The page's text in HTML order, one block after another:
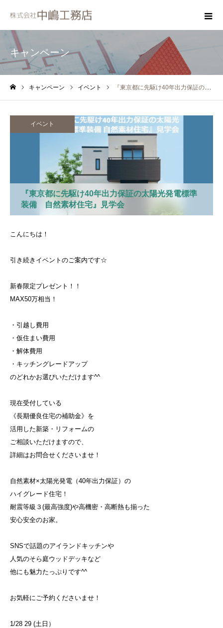
キャンペーン
キャンペーン イベント 『東京都に先駆け40年出力保証の太陽光発電標準装備 自然素材住宅』見学会
イベント
『東京都に先駆け40年出力保証の太陽光発電標準
装備 自然素材住宅』見学会
こんにちは！
引き続きイベントのご案内です☆
新春限定プレゼント！！
MAX50万相当！
・引越し費用
・仮住まい費用
・解体費用
・キッチングレードアップ
のどれかお選びいただけます^^
現在受付している
《長期優良住宅の補助金》を
活用した新築・リフォームの
ご相談いただけますので、
詳細はお問合せくださいませ！
自然素材×太陽光発電（40年出力保証）の
ハイグレード住宅！
耐震等級３(最高強度)や高機密・高断熱も揃った
安心安全のお家。
SNSで話題のアイランドキッチンや
人気のそら庭ウッドデッキなど
他にも魅力たっぷりです^^
お気軽にご予約くださいませ！
1/28 29 (土日）